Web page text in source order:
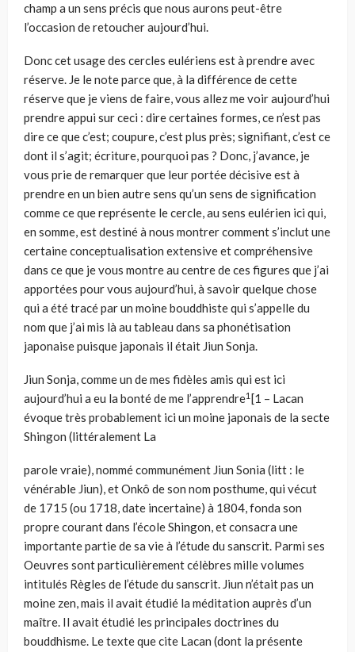
champ a un sens précis que nous aurons peut-être
l’occasion de retoucher aujourd’hui.
Donc cet usage des cercles eulériens est à prendre avec
réserve. Je le note parce que, à la différence de cette
réserve que je viens de faire, vous allez me voir aujourd’hui
prendre appui sur ceci : dire certaines formes, ce n’est pas
dire ce que c’est; coupure, c’est plus près; signifiant, c’est ce
dont il s’agit; écriture, pourquoi pas ? Donc, j’avance, je
vous prie de remarquer que leur portée déci­sive est à
prendre en un bien autre sens qu’un sens de signification
comme ce que représente le cercle, au sens eulérien ici qui,
en somme, est destiné à nous montrer comment s’inclut une
certaine conceptualisation extensive et compré­hensive
dans ce que je vous montre au centre de ces figures que j’ai
apportées pour vous aujourd’hui, à savoir quelque chose
qui a été tracé par un moine bouddhiste qui s’appelle du
nom que j’ai mis là au tableau dans sa phonétisation
japonaise puisque japonais il était Jiun Sonja.
Jiun Sonja, comme un de mes fidèles amis qui est ici
aujourd’hui a eu la bonté de me l’apprendre1 [1 – Lacan
évoque très probablement ici un moine japonais de la secte
Shingon (littéralement La
parole vraie), nommé communément Jiun Sonia (litt : le
vénérable Jiun), et Onkô de son nom posthume, qui vécut
de 1715 (ou 1718, date incertaine) à 1804, fonda son
propre courant dans l’école Shingon, et consacra une
importante partie de sa vie à l’étude du sanscrit. Parmi ses
Oeuvres sont particulièrement célèbres mille volumes
intitulés Règles de l’étude du sanscrit. Jiun n’était pas un
moine zen, mais il avait étudié la méditation auprès d’un
maître. Il avait étudié les principales doctrines du
bouddhisme. Le texte que cite Lacan (dont la présente